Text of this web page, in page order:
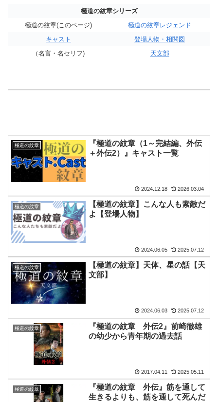
極道の紋章シリーズ
極道の紋章(このページ)
極道の紋章レジェンド
キャスト
登場人物・相関図
（名言・名セリフ)
天文部
極道の紋章
『極道の紋章（1～完結編、外伝
＋外伝2）』キャスト一覧
2024.12.18 2026.03.04
極道の紋章
【極道の紋章】こんな人も素敵だ
よ【登場人物】
2024.06.05 2025.07.12
極道の紋章
【極道の紋章】天体、星の話【天
文部】
2024.06.03 2025.07.12
極道の紋章
『極道の紋章 外伝2』前崎徹雄
の幼少から青年期の過去話
2017.04.11 2025.05.11
極道の紋章
『極道の紋章 外伝』筋を通して
生きるよりも、筋を通して死んだ